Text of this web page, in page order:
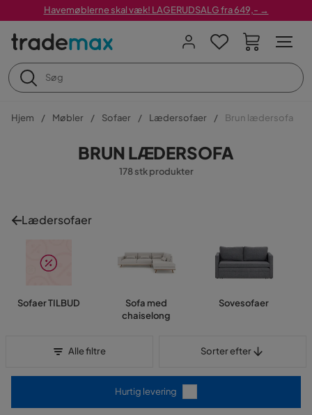
Havemøblerne skal væk! LAGERUDSALG fra 649,- →
Hjem Møbler Sofaer Lædersofaer Brun lædersofa
BRUN LÆDERSOFA
178 stk produkter
Lædersofaer
Sofaer TILBUD
Sofa med
chaiselong
Sovesofaer
Alle filtre Sorter efter
Hurtig levering